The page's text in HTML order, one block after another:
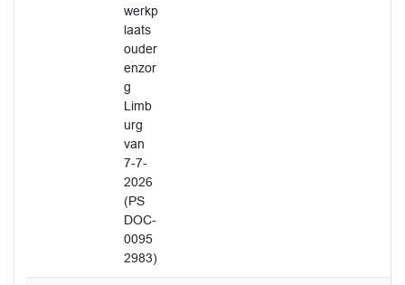
werkp
laats
ouder
enzor
g
Limb
urg
van
7-7-
2026
(PS
DOC-
0095
2983)